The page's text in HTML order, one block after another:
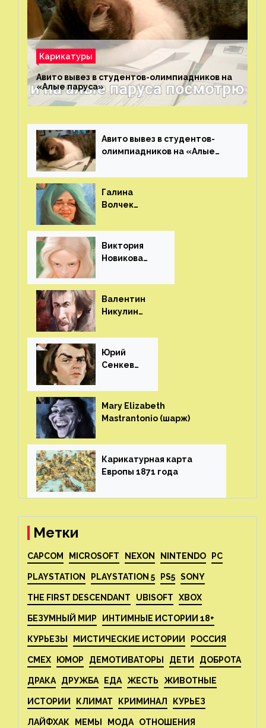
Карикатуры
Авито вывез в студентов-олимпиадников на
«Алые паруса»⁠⁠
Авито вывез в студентов-
олимпиадников на «Алые
Галина
Волчек
Виктория
Новикова
Валентин
Никулин
Юрий
Сенкеви
Mary Elizabeth
Mastrantonio (шарж)⁠⁠
Карикатурная карта
Европы 1871 года⁠⁠
Метки
CAPCOM MICROSOFT NEXON NINTENDO PC
PLAYSTATION PLAYSTATION 5 PS5 SONY
THE FIRST DESCENDANT UBISOFT XBOX
БЕЗУМНЫЙ МИР ИНТИМНЫЕ ИСТОРИИ 18+
КУРЬЕЗЫ МИСТИЧЕСКИЕ ИСТОРИИ РОССИЯ
СМЕХ ЮМОР ДЕМОТИВАТОРЫ ДЕТИ ДОБРОТА
ДРАКА ДРУЖБА ЕДА ЖЕСТЬ ЖИВОТНЫЕ
ИСТОРИИ КЛИМАТ КРИМИНАЛ КУРЬЕЗ
ЛАЙФХАК МЕМЫ МОДА ОТНОШЕНИЯ